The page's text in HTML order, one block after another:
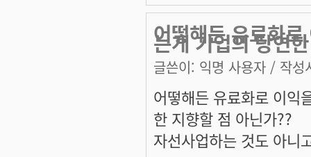
어떻해든 유료화
는게 기업의 당연
글쓴이: 익명 사용자 / 작성
어떻해든 유료화로 이익
한 지향할 점 아닌가??
자선사업하는 것도 아니